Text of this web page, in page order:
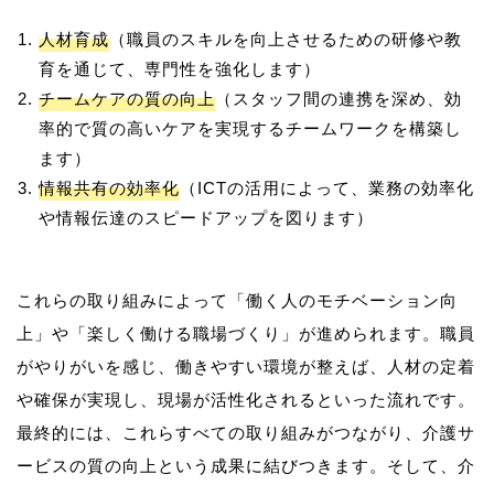
人材育成 （職員のスキルを向上させるための研修や教
育を通じて、専門性を強化します）
チームケアの質の向上 （スタッフ間の連携を深め、効
率的で質の高いケアを実現するチームワークを構築し
ます）
情報共有の効率化 （ICTの活用によって、業務の効率化
や情報伝達のスピードアップを図ります）
これらの取り組みによって「働く人のモチベーション向
上」や「楽しく働ける職場づくり」が進められます。職員
がやりがいを感じ、働きやすい環境が整えば、人材の定着
や確保が実現し、現場が活性化されるといった流れです。
最終的には、これらすべての取り組みがつながり、介護サ
ービスの質の向上という成果に結びつきます。そして、介